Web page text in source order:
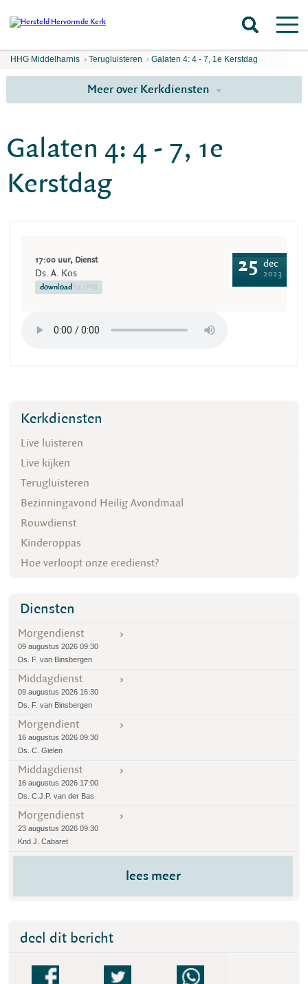
HHG Middelharnis › Terugluisteren › Galaten 4: 4 - 7, 1e Kerstdag
Meer over Kerkdiensten
Galaten 4: 4 - 7, 1e
Kerstdag
17:00 uur, Dienst
Ds. A. Kos
download 12.1MB
25 dec
2023
Kerkdiensten
Live luisteren
Live kijken
Terugluisteren
Bezinningavond Heilig Avondmaal
Rouwdienst
Kinderoppas
Hoe verloopt onze eredienst?
Diensten
Morgendienst
09 augustus 2026 09:30
Ds. F. van Binsbergen
Middagdienst
09 augustus 2026 16:30
Ds. F. van Binsbergen
Morgendient
16 augustus 2026 09:30
Ds. C. Gielen
Middagdienst
16 augustus 2026 17:00
Ds. C.J.P. van der Bas
Morgendienst
23 augustus 2026 09:30
Knd J. Cabaret
lees meer
deel dit bericht